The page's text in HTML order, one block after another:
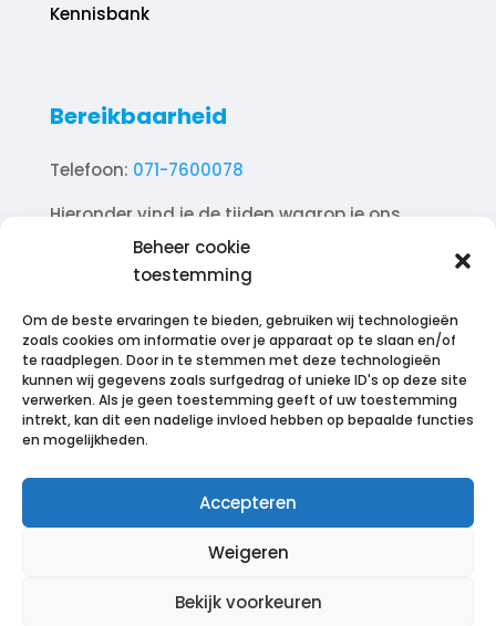
Beheer cookie
toestemming
Om de beste ervaringen te bieden, gebruiken wij technologieën
zoals cookies om informatie over je apparaat op te slaan en/of
te raadplegen. Door in te stemmen met deze technologieën
kunnen wij gegevens zoals surfgedrag of unieke ID's op deze site
verwerken. Als je geen toestemming geeft of uw toestemming
intrekt, kan dit een nadelige invloed hebben op bepaalde functies
en mogelijkheden.
Accepteren
Weigeren
Bekijk voorkeuren
Kennisbank
Bereikbaarheid
Telefoon: 071-7600078
Hieronder vind je de tijden waarop je ons
telefonisch kunt bereiken.
Ma. 10.00 – 18.00
Di. 10.00 – 18.00
Wo. 10.00 – 18.00
Do. 10.00 – 18.00
Vr. 10.00 – 18.00
Za. 12.00 – 17.00
Zo. Gesloten
© 2023–2026 EpexMind. Alle rechten